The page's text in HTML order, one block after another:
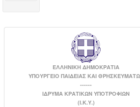
ΕΛΛΗΝΙΚΗ ΔΗΜΟΚΡΑΤΙΑ
ΥΠΟΥΡΓΕΙΟ ΠΑΙΔΕΙΑΣ ΚΑΙ
------
ΙΔΡΥΜΑ ΚΡΑΤΙΚΩΝ ΥΠΟΤΡΟΦΙΩΝ
(Ι.Κ.Υ.)